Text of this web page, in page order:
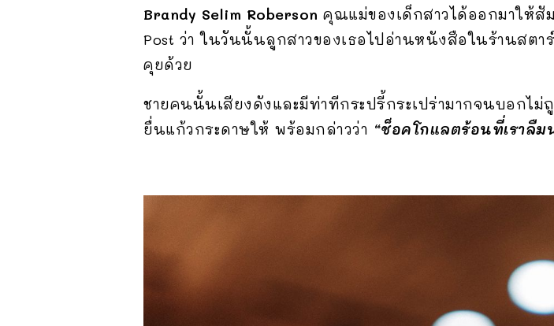
Brandy Selim Roberson คุณแม่ของเด็กสาวได้ออกมาให้
Post ว่า ในวันนั้นลูกสาวของเธอไปอ่านหนังสือในร้านสต
คุยด้วย
ชายคนนั้นเสียงดังและมีท่าทีกระปรี้กระเปร่ามากจนบอกไ
ยื่นแก้วกระดาษให้ พร้อมกล่าวว่า “ช็อคโกแลตร้อนที่เราลืม